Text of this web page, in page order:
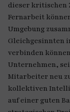
dieser kritischen
Fernarbeit
Umgebung
Gleichgesinnten
verbinden
Unternehmen,
Mitarbeiter neu
kollektiven
auf einer guten